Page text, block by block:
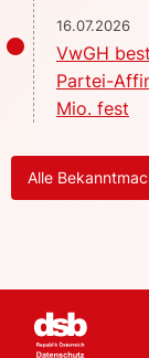
16.07.2026
VwGH
Partei-
Mio. fest
Alle